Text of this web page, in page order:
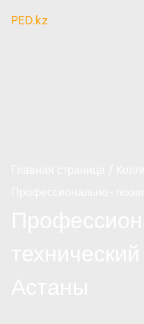
PED.kz